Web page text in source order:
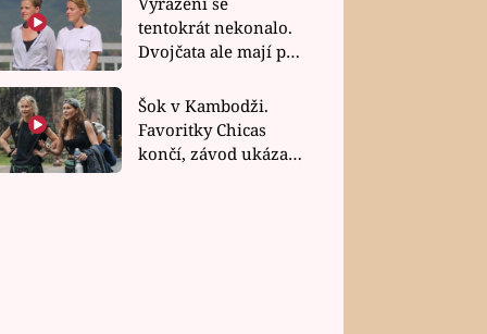
tentokrát nekonalo.
Dvojčata ale mají po
závodu nůž na krku
Šok v Kambodži.
Favoritky Chicas
končí, závod ukázal